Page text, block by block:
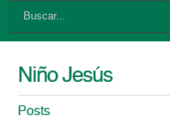
Niño Jesús
Posts